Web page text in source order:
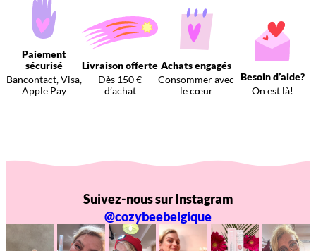
Paiement
sécurisé
Bancontact, Visa,
Apple Pay
Livraison offerte
Dès 150 €
d’achat
Achats engagés
Consommer avec
le cœur
Besoin d’aide?
On est là!
Suivez-nous sur Instagram
@cozybeebelgique